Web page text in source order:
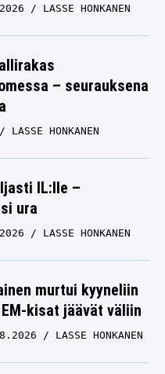
LASSE HONKANEN
– seurauksena
LASSE HONKANEN
IL:lle –
ura
LASSE HONKANEN
murtui kyyneliin
kisat jäävät väliin
LASSE HONKANEN